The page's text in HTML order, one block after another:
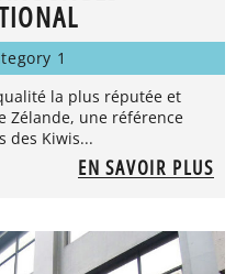
1
la plus réputée et
Zélande, une référence
des Kiwis...
EN SAVOIR PLUS